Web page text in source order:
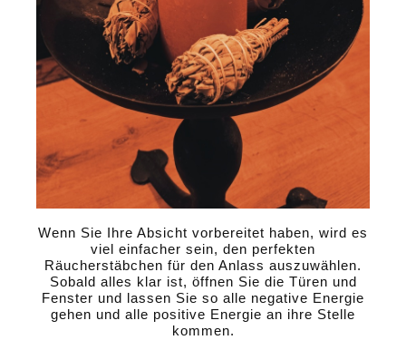
Wenn Sie Ihre Absicht vorbereitet haben, wird es
viel einfacher sein, den perfekten
Räucherstäbchen für den Anlass auszuwählen.
Sobald alles klar ist, öffnen Sie die Türen und
Fenster und lassen Sie so alle negative Energie
gehen und alle positive Energie an ihre Stelle
kommen.